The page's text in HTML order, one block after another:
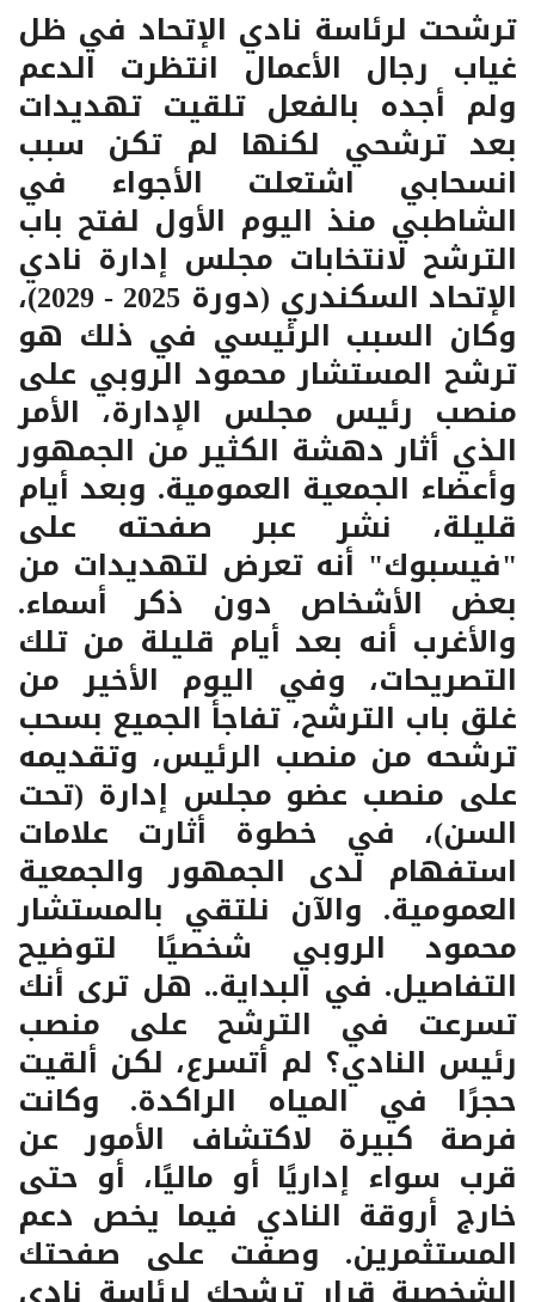
ترشحت لرئاسة نادي الإتحاد في ظل
غياب رجال الأعمال انتظرت الدعم
ولم أجده بالفعل تلقيت تهديدات
بعد ترشحي لكنها لم تكن سبب
انسحابي اشتعلت الأجواء في
الشاطبي منذ اليوم الأول لفتح باب
الترشح لانتخابات مجلس إدارة نادي
الإتحاد السكندري (دورة 2025 - 2029)،
وكان السبب الرئيسي في ذلك هو
ترشح المستشار محمود الروبي على
منصب رئيس مجلس الإدارة، الأمر
الذي أثار دهشة الكثير من الجمهور
وأعضاء الجمعية العمومية. وبعد أيام
قليلة، نشر عبر صفحته على
"فيسبوك" أنه تعرض لتهديدات من
بعض الأشخاص دون ذكر أسماء.
والأغرب أنه بعد أيام قليلة من تلك
التصريحات، وفي اليوم الأخير من
غلق باب الترشح، تفاجأ الجميع بسحب
ترشحه من منصب الرئيس، وتقديمه
على منصب عضو مجلس إدارة (تحت
السن)، في خطوة أثارت علامات
استفهام لدى الجمهور والجمعية
العمومية. والآن نلتقي بالمستشار
محمود الروبي شخصيًا لتوضيح
التفاصيل. في البداية.. هل ترى أنك
تسرعت في الترشح على منصب
رئيس النادي؟ لم أتسرع، لكن ألقيت
حجرًا في المياه الراكدة. وكانت
فرصة كبيرة لاكتشاف الأمور عن
قرب سواء إداريًا أو ماليًا، أو حتى
خارج أروقة النادي فيما يخص دعم
المستثمرين. وصفت على صفحتك